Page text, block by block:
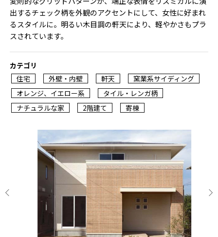
出するチェック柄を外観のアクセントにして、女性に好まれ
るスタイルに。明るい木目調の軒天により、軽やかさもプラ
スされています。
カテゴリ
住宅
外壁・内壁 軒天
窯業系サイディング
オレンジ、イエロー系
タイル・レンガ柄
ナチュラルな家
2階建て 寄棟